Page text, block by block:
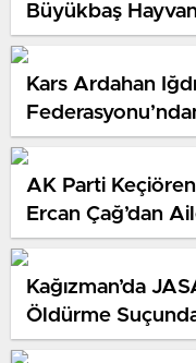
Büyükbaş
Programı
Kars Ardahan
Ziyaret
AK Parti Keçiören
Ercan Çağ’dan
Bakanlığı’na
Kağızman’da
Öldürme